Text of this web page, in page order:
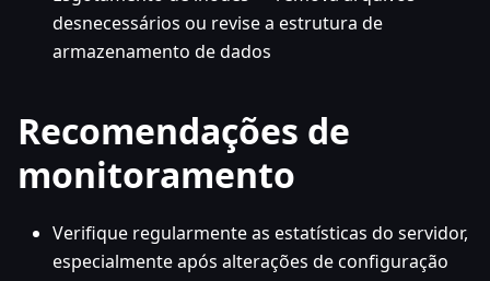
desnecessários ou revise a estrutura de
armazenamento de dados
Recomendações de
monitoramento
Verifique regularmente as estatísticas do servidor,
especialmente após alterações de configuração